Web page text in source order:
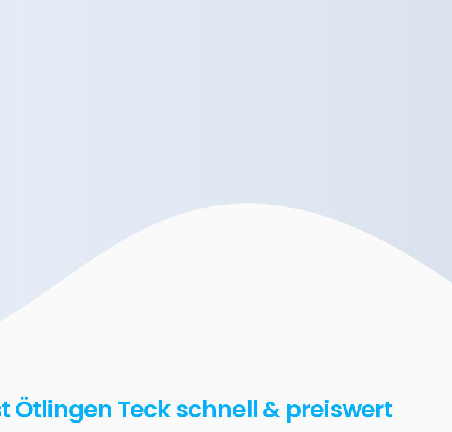
Ötlingen Teck schnell & preiswert